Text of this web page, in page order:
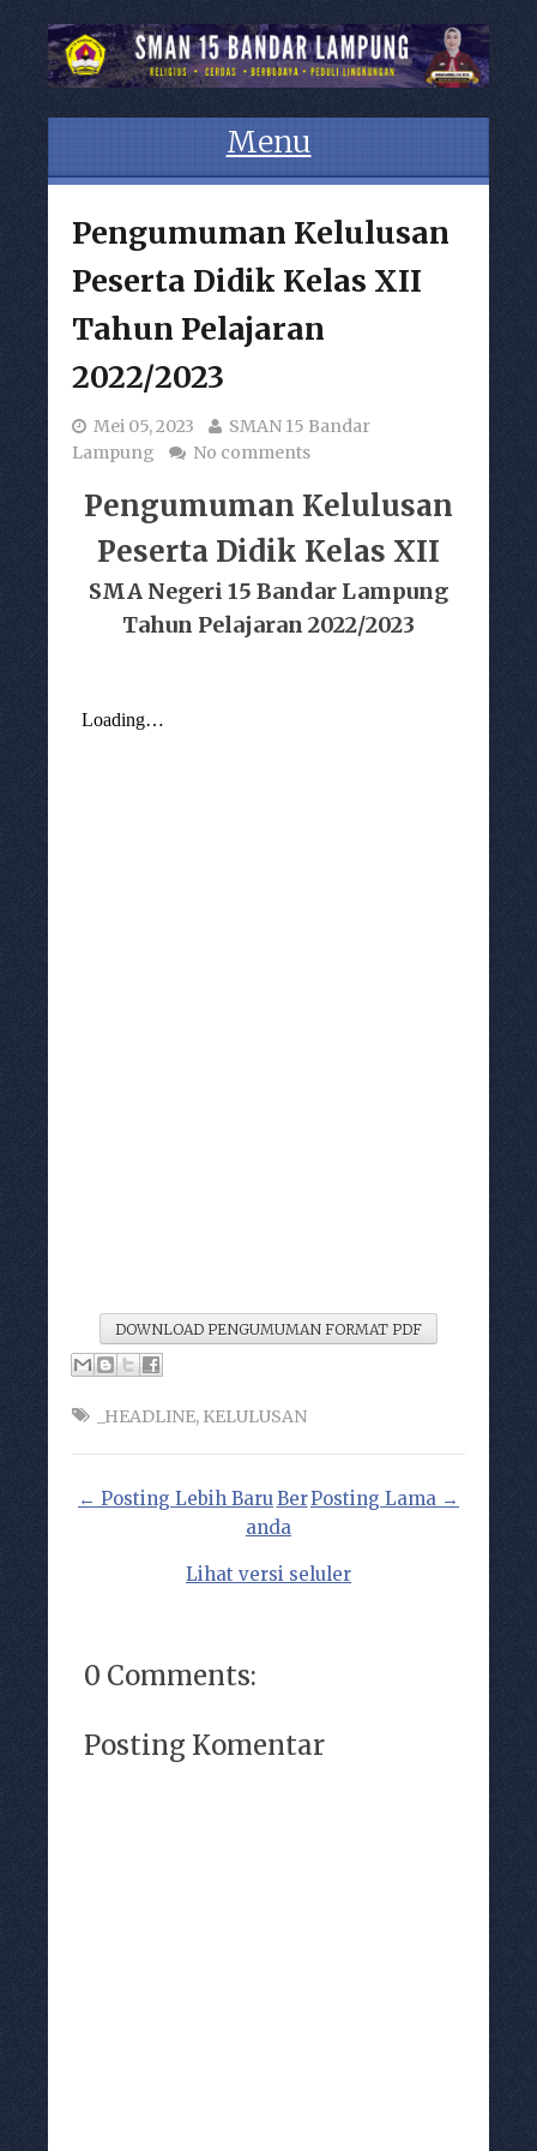
Menu
Pengumuman Kelulusan
Peserta Didik Kelas XII
Tahun Pelajaran
2022/2023
Mei 05, 2023
SMAN 15 Bandar
Lampung
No comments
Pengumuman Kelulusan
Peserta Didik Kelas XII
SMA Negeri 15 Bandar Lampung
Tahun Pelajaran 2022/2023
DOWNLOAD PENGUMUMAN FORMAT PDF
_HEADLINE, KELULUSAN
← Posting Lebih Baru Posting Lama →
Ber
anda
Lihat versi seluler
0 Comments:
Posting Komentar